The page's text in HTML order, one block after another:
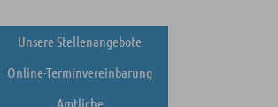
Unsere Stellenangebote
Online-Terminvereinbarung
Amtliche